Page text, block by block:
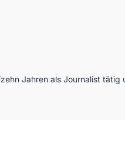
Jahren als Journalist